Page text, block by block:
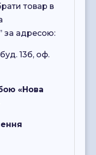
товар в
за адресою:
13б, оф.
«Нова